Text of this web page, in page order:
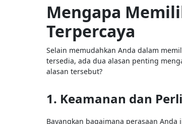
Mengapa
Terpercaya
Selain memudahkan Anda dalam
tersedia, ada dua alasan penting
alasan tersebut?
1. Keamanan dan
Bayangkan bagaimana perasaan